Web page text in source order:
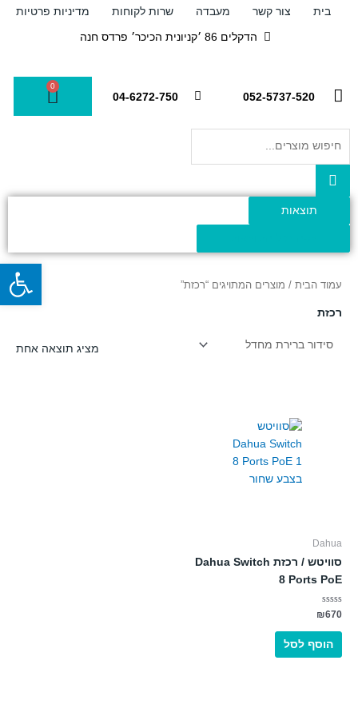
בית צור קשר מעבדה שרות לקוחות
מדיניות פרטיות
הדקלים 86 ׳קניונית הכיכר׳ פרדס חנה
052-5737-520
04-6272-750
0
עגלת
קניות
תוצאות
עמוד הבית / מוצרים המתויגים “רכזת”
רכזת
מציג תוצאה אחת
Dahua
סוויטש / רכזת Dahua Switch
8 Ports PoE
דורג
מתוך
₪670
הוסף לסל